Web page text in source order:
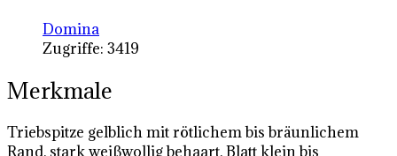
Domina
Zugriffe: 3419
Merkmale
Triebspitze gelblich mit rötlichem bis bräunlichem
Rand, stark weißwollig behaart, Blatt klein bis